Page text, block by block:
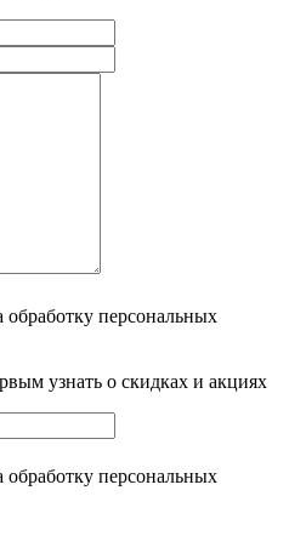
обработку персональных
узнать о скидках и акциях
обработку персональных